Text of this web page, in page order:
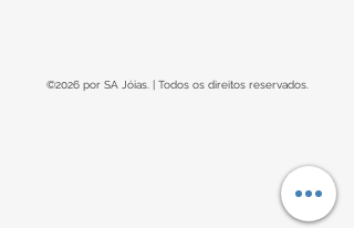
©2026 por SA Jóias. | Todos os direitos reservados.